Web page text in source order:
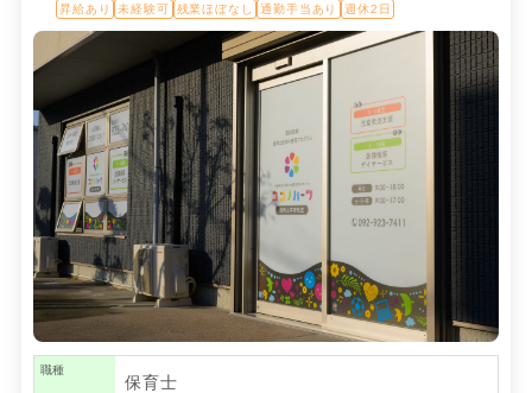
昇給あり
未経験可 残業ほぼなし 通勤手当あり 週休2日
職種
保育士